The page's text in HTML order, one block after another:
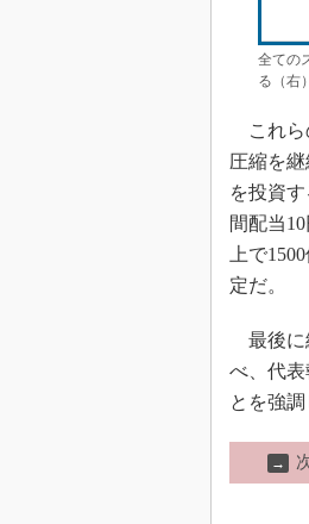
全ての
る（右
これら
圧縮を
を投資
間配当
上で
定だ。
最後に
べ、代
とを強調
→